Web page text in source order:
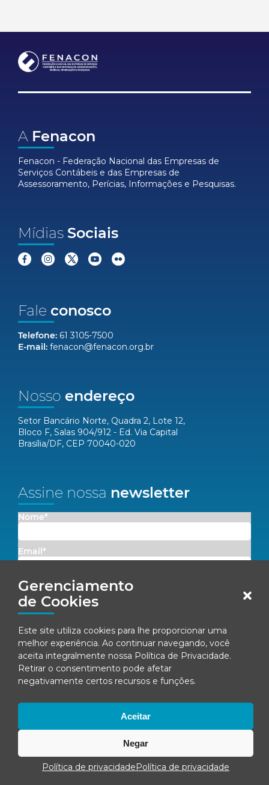
Gerenciamento
de Cookies
Este site utiliza cookies para lhe proporcionar uma
melhor experiência. Ao continuar navegando, você
aceita integralmente nossa Política de Privacidade.
Retirar o consentimento pode afetar
negativamente certos recursos e funções.
Aceitar
Negar
Política de privacidadePolítica de privacidade
A Fenacon
Fenacon - Federação Nacional das Empresas de
Serviços Contábeis e das Empresas de
Assessoramento, Perícias, Informações e Pesquisas.
Mídias Sociais
Fale conosco
Telefone: 61 3105-7500
E-mail: fenacon@fenacon.org.br
Nosso endereço
Setor Bancário Norte, Quadra 2, Lote 12,
Bloco F, Salas 904/912 - Ed. Via Capital
Brasília/DF, CEP 70040-020
Assine nossa newsletter
Nome*
Email*
Concordo em receber comunicações da Fenacon.
Ao se inscrever, você concorda com nossa Política de Privacidade
Todos os direitos reservados.
Política de privacidade